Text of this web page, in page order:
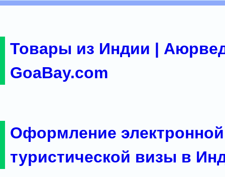
Товары из Индии |
GoaBay.com
Оформление электронной
туристической визы в